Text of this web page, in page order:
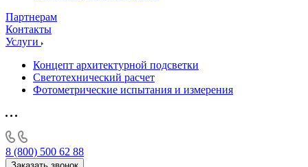
Партнерам
Контакты
Услуги
Концепт архитектурной подсветки
Светотехнический расчет
Фотометрические испытания и измерения
8 (800) 500 62 88